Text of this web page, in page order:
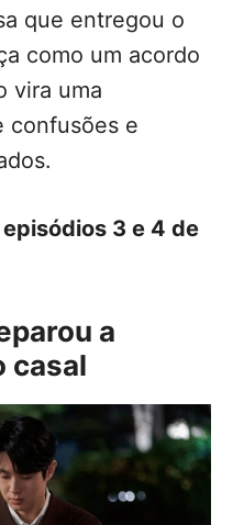
que entregou o
como um acordo
vira uma
confusões e
3 e 4 de
a
casal